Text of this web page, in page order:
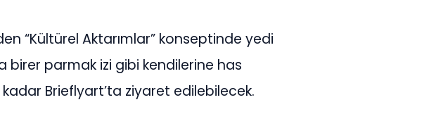
“Kültürel Aktarımlar” konseptinde yedi
birer parmak izi gibi kendilerine has
kadar Brieflyart’ta ziyaret edilebilecek.